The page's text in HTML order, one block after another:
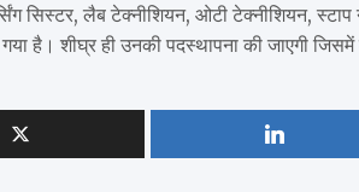
सिस्टर, लैब टेक्नीशियन, ओटी टेक्नीशियन,
है। शीघ्र ही उनकी पदस्थापना की जाएगी जिसमें